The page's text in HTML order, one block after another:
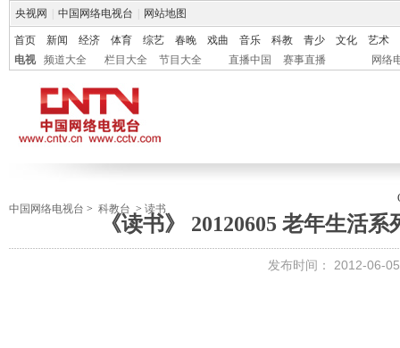
央视网 中国网络电视台 网站地图
首页 新闻 经济 体育 综艺 春晚 戏曲 音乐 科教 青少 文化
艺术
电视
频道大全 栏目大全 节目大全 直播中国 赛事直播 网络
中国网络电视台 > 科教台 > 读书
《读书》 20120605 老年生活
发布时间： 2012-06-